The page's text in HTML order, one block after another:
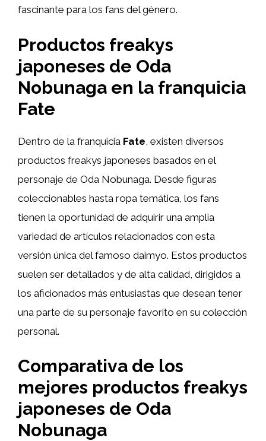
fascinante para los fans del género.
Productos freakys
japoneses de Oda
Nobunaga en la franquicia
Fate
Dentro de la franquicia Fate , existen diversos
productos freakys japoneses basados en el
personaje de Oda Nobunaga. Desde figuras
coleccionables hasta ropa temática, los fans
tienen la oportunidad de adquirir una amplia
variedad de artículos relacionados con esta
versión única del famoso daimyo. Estos productos
suelen ser detallados y de alta calidad, dirigidos a
los aficionados más entusiastas que desean tener
una parte de su personaje favorito en su colección
personal.
Comparativa de los
mejores productos freakys
japoneses de Oda
Nobunaga